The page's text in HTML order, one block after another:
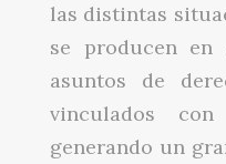
las distintas
se producen en
asuntos de
vinculados
generando un